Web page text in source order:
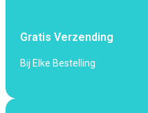
108F
POE
Gratis Verzending
Bij Elke Bestelling